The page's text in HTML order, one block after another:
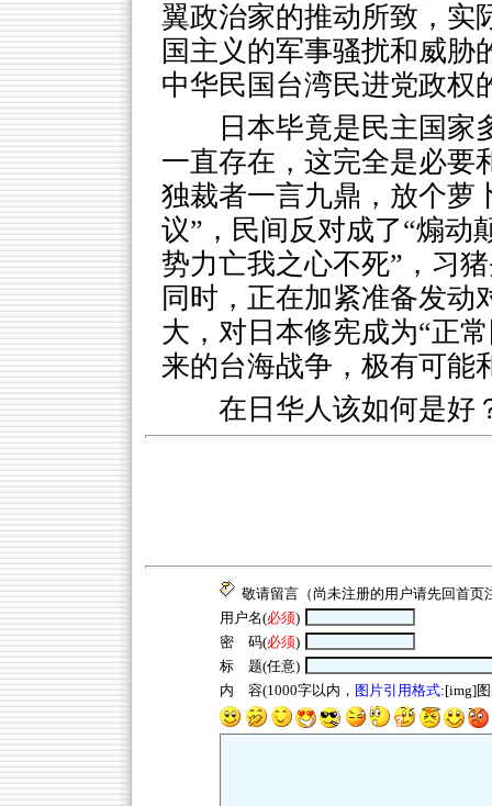
翼政治家的推动所致，实
国主义的军事骚扰和威胁
中华民国台湾民进党政权
日本毕竟是民主国家
一直存在，这完全是必要
独裁者一言九鼎，放个萝
议”，民间反对成了“煽动
势力亡我之心不死”，习
同时，正在加紧准备发动
大，对日本修宪成为“正
来的台海战争，极有可能
在日华人该如何是好
敬请留言（尚未注册的用户请先回首页
用户名(必须)
密 码(必须)
标 题(任意)
内 容(1000字以内， 图片引用格式:[img]